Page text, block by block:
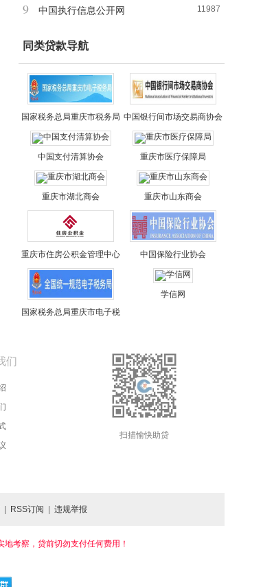
庆）
11987
9 中国执行信息公开网
同类贷款导航
国家税务总局重庆市税务局 中国银行间市场交易商协会
中国支付清算协会 重庆市医疗保障局
重庆市湖北商会 重庆市山东商会
重庆市住房公积金管理中心 中国保险行业协会
国家税务总局重庆市电子税
学信网
们
扫描愉快助贷
| RSS订阅 违规举报
考察，贷前切勿支付任何费用！